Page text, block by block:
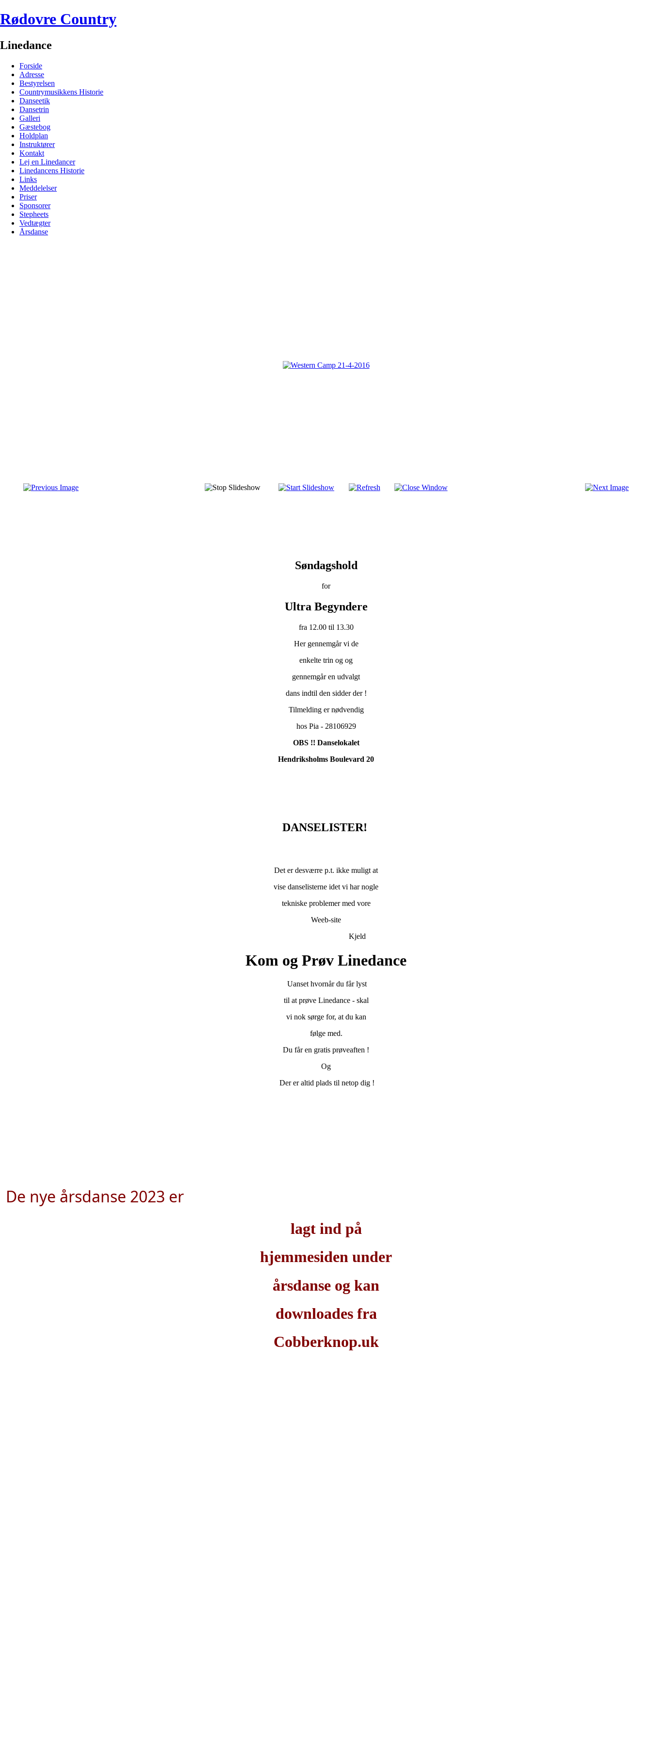
Rødovre Country
Linedance
Forside
Adresse
Bestyrelsen
Countrymusikkens Historie
Danseetik
Dansetrin
Galleri
Gæstebog
Holdplan
Instruktører
Kontakt
Lej en Linedancer
Linedancens Historie
Links
Meddelelser
Priser
Sponsorer
Stepheets
Vedtægter
Årsdanse
Søndagshold
for
Ultra Begyndere
fra 12.00 til 13.30
Her gennemgår vi de
enkelte trin og og
gennemgår en udvalgt
dans indtil den sidder der !
Tilmelding er nødvendig
hos Pia - 28106929
OBS !! Danselokalet
Hendriksholms Boulevard 20
DANSELISTER!
Det er desværre p.t. ikke muligt at
vise danselisterne idet vi har nogle
tekniske problemer med vore
Weeb-site
Kjeld
Kom og Prøv Linedance
Uanset hvornår du får lyst
til at prøve Linedance - skal
vi nok sørge for, at du kan
følge med.
Du får en gratis prøveaften !
Og
Der er altid plads til netop dig !
De nye årsdanse 2023 er
lagt ind på
hjemmesiden under
årsdanse og kan
downloades fra
Cobberknop.uk